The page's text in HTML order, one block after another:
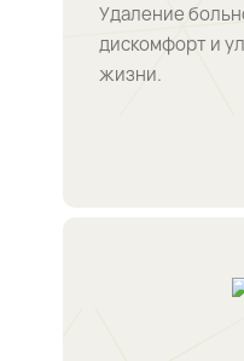
Удаление
дискомфорт и
жизни.